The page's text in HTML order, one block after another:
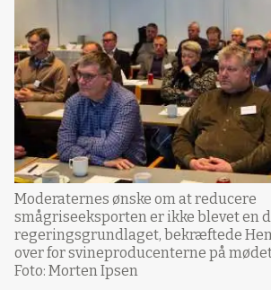
Moderaternes ønske om at reducere
smågriseeksporten er ikke blevet en
regeringsgrundlaget, bekræftede
over for svineproducenterne på
Foto: Morten Ipsen